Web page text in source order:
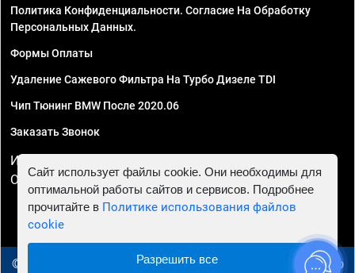
Политика Конфиденциальности. Согласие На Обработку
Персональных Данных.
Формы Оплаты
Удаление Сажевого Фильтра На Турбо Дизеле TDI
Чип Тюнинг BMW После 2020.06
Заказать Звонок
ИП Смирнов Георгий Павлович. ИНН 781302555843,
ОГРНИП 324470400032610
© 2010 - 2026 Чип тюнинг в Иваново - Автосервис "Евро
Сайт использует файлы cookie. Они необходимы для
оптимальной работы сайтов и сервисов. Подробнее
прочитайте в Политике использования файлов
cookie
Разрешить все